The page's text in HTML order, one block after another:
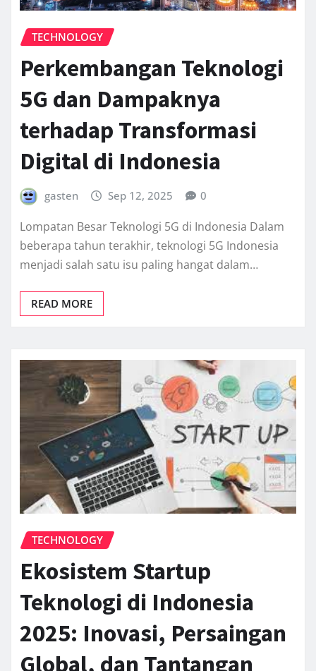
TECHNOLOGY
Perkembangan Teknologi
5G dan Dampaknya
terhadap Transformasi
Digital di Indonesia
gasten Sep 12, 2025 0
Lompatan Besar Teknologi 5G di Indonesia Dalam
beberapa tahun terakhir, teknologi 5G Indonesia
menjadi salah satu isu paling hangat dalam…
READ MORE
TECHNOLOGY
Ekosistem Startup
Teknologi di Indonesia
2025: Inovasi, Persaingan
Global, dan Tantangan